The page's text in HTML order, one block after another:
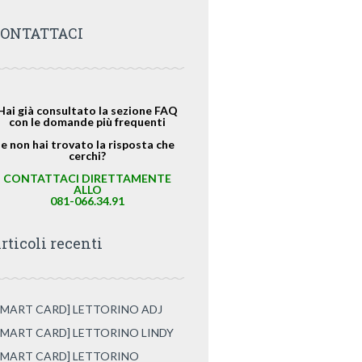
già consultato la sezione FAQ
con le domande più frequenti
e non hai trovato la risposta che
cerchi?
CONTATTACI DIRETTAMENTE
ALLO
081-066.34.91
recenti
CARD] LETTORINO ADJ
CARD] LETTORINO LINDY
CARD] LETTORINO